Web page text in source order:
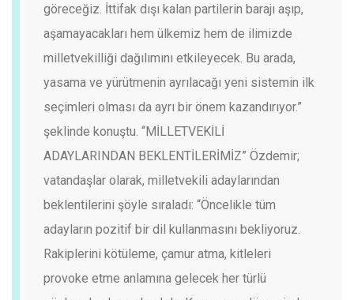
göreceğiz. İttifak dışı kalan partilerin barajı aşıp,
aşamayacakları hem ülkemiz hem de ilimizde
milletvekilliği dağılımını etkileyecek. Bu arada,
yasama ve yürütmenin ayrılacağı yeni sistemin ilk
seçimleri olması da ayrı bir önem kazandırıyor.”
şeklinde konuştu. “MİLLETVEKİLİ
ADAYLARINDAN BEKLENTİLERİMİZ” Özdemir;
vatandaşlar olarak, milletvekili adaylarından
beklentilerini şöyle sıraladı: “Öncelikle tüm
adayların pozitif bir dil kullanmasını bekliyoruz.
Rakiplerini kötüleme, çamur atma, kitleleri
provoke etme anlamına gelecek her türlü